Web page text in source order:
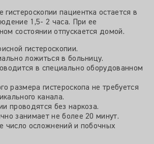
гистероскопии пациентка остается в
1,5- 2 часа. При ее
состоянии отпускается домой.
гистероскопии.
ложиться в больницу.
в специально оборудованном
размера гистероскопа не требуется
канала.
проводятся без наркоза.
занимает не более 20 минут.
число осложнений и побочных